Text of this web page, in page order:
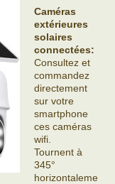
Caméras
extérieures
solaires
connectées:
Consultez et
commandez
directement
sur votre
smartphone
ces caméras
wifi.
Tournent à
345°
horizontaleme